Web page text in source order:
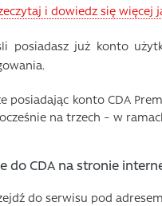
i dowiedz się więcej
posiadasz już konto
posiadając konto CDA
na trzech – w
do CDA na stronie
do serwisu pod